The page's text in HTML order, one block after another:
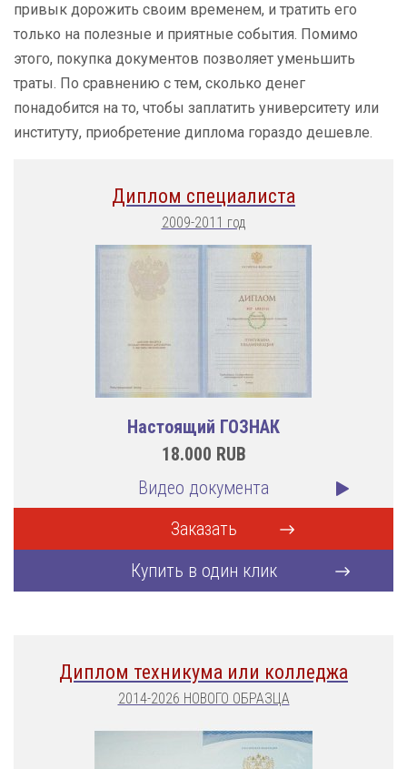
привык дорожить своим временем, и тратить его
только на полезные и приятные события. Помимо
этого, покупка документов позволяет уменьшить
траты. По сравнению с тем, сколько денег
понадобится на то, чтобы заплатить университету или
институту, приобретение диплома гораздо дешевле.
Диплом специалиста
2009-2011 год
Настоящий ГОЗНАК
18.000 RUB
Видео документа
Заказать
Купить в один клик
Диплом техникума или колледжа
2014-2026 НОВОГО ОБРАЗЦА